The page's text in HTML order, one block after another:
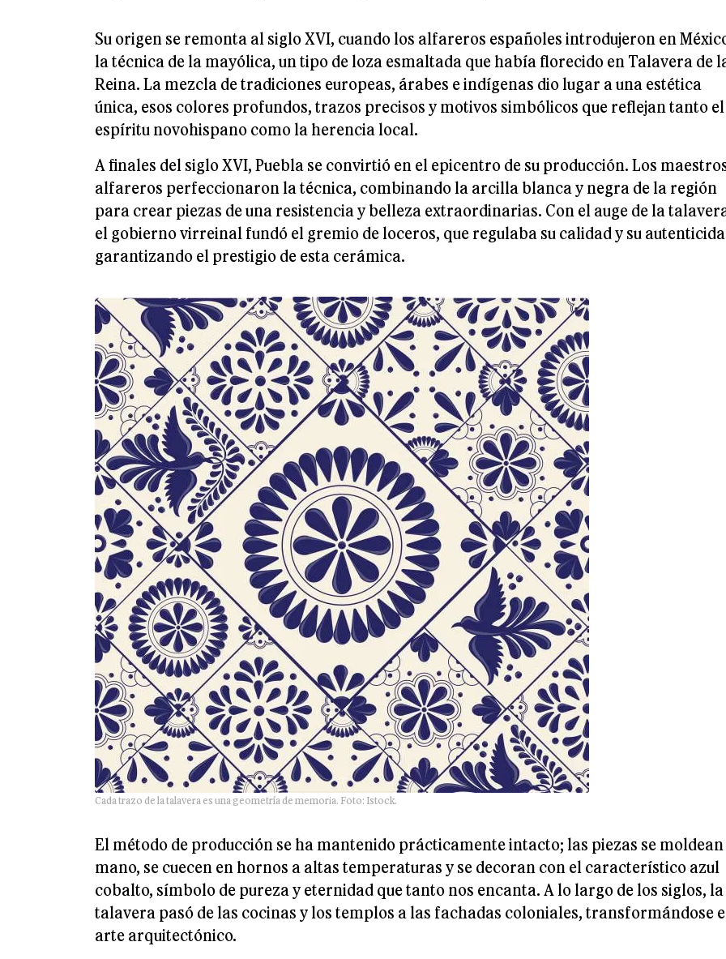
Su origen se remonta al siglo XVI, cuando los alfareros españoles introdujeron en
la técnica de la mayólica, un tipo de loza esmaltada que había florecido en Talavera de
Reina. La mezcla de tradiciones europeas, árabes e indígenas dio lugar a una estética
única, esos colores profundos, trazos precisos y motivos simbólicos que reflejan tanto el
espíritu novohispano como la herencia local.
A finales del siglo XVI, Puebla se convirtió en el epicentro de su producción. Los
alfareros perfeccionaron la técnica, combinando la arcilla blanca y negra de la región
para crear piezas de una resistencia y belleza extraordinarias. Con el auge de la
el gobierno virreinal fundó el gremio de loceros, que regulaba su calidad y su
garantizando el prestigio de esta cerámica.
Cada trazo de la talavera es una geometría de memoria. Foto: Istock.
El método de producción se ha mantenido prácticamente intacto; las piezas se moldean
mano, se cuecen en hornos a altas temperaturas y se decoran con el característico azul
cobalto, símbolo de pureza y eternidad que tanto nos encanta. A lo largo de los siglos, la
talavera pasó de las cocinas y los templos a las fachadas coloniales, transformándose
arte arquitectónico.